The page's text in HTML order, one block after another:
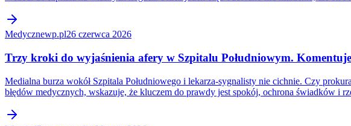
Medycznewp.pl26 czerwca 2026
Trzy kroki do wyjaśnienia afery w Szpitalu Południowym.
Medialna burza wokół Szpitala Południowego i lekarza-sygnalisty nie cichnie. Czy
błędów medycznych, wskazuje, że kluczem do prawdy jest spokój, ochrona świadków i